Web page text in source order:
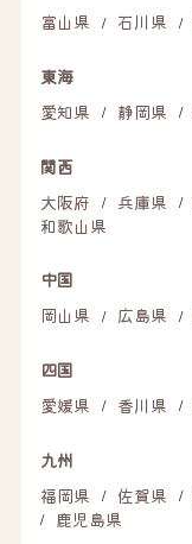
富山県
/ 石川県 /
東海
愛知県
/ 静岡県 /
関西
大阪府
/ 兵庫県 /
和歌山県
中国
岡山県
/ 広島県 /
四国
愛媛県
/ 香川県 /
九州
福岡県
/ 佐賀県 /
/ 鹿児島県